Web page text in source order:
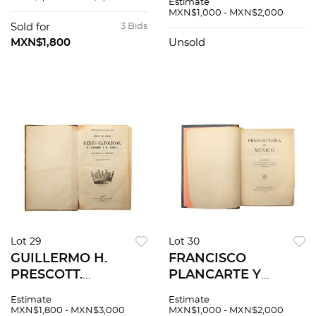
PERIODÍSTICA "LA
AFICIÓN", 1933-34.
3 Bids
Sold for
MXN$1,800
APOSTOLADO.
DE FORTANET, 1878
Estimate
MXN$1,000 - MXN$2,000
Unsold
Lot 29
GUILLERMO H.
PRESCOTT.
REINADO DE LOS
Estimate
MXN$1,800 - MXN$3,000
Lot 30
FRANCISCO
PLANCARTE Y
PREHISTORIA DE
Estimate
MXN$1,000 - MXN$2,000